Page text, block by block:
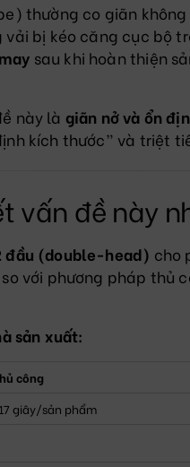
thường co giãn
bị kéo căng cục bộ
sau khi hoàn thiện
này là giãn nở và ổn
kích thước” và triệt
vấn đề này
đầu (double-head) cho
với phương pháp thủ
sản xuất:
công
giây/sản phẩm